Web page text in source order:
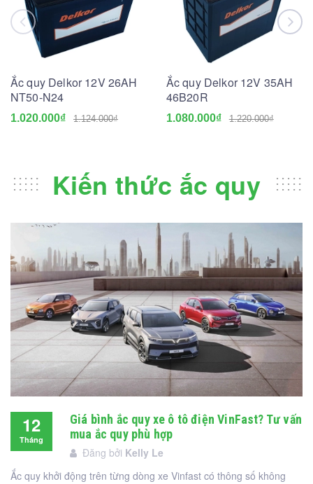
Ắc quy Delkor 12V 26AH
NT50-N24
1.020.000₫ 1.124.000₫
Ắc quy Delkor 12V 35AH
46B20R
1.080.000₫ 1.220.000₫
Kiến thức ắc quy
12
Tháng
Giá bình ắc quy xe ô tô điện VinFast? Tư vấn
mua ắc quy phù hợp
Đăng bởi Kelly Le
Ắc quy khởi động trên từng dòng xe Vinfast có thông số không